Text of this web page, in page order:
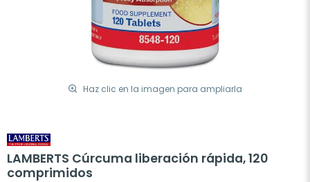
Haz clic en la imagen para ampliarla
LAMBERTS Cúrcuma liberación rápida, 120
comprimidos